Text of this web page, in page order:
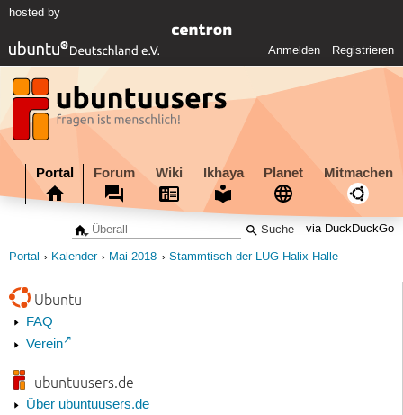
hosted by
Anmelden Registrieren
Portal Forum Wiki Ikhaya Planet Mitmachen
via DuckDuckGo
Portal Kalender Mai 2018 Stammtisch der LUG Halix Halle
Ubuntu
FAQ
Verein
ubuntuusers.de
Über ubuntuusers.de